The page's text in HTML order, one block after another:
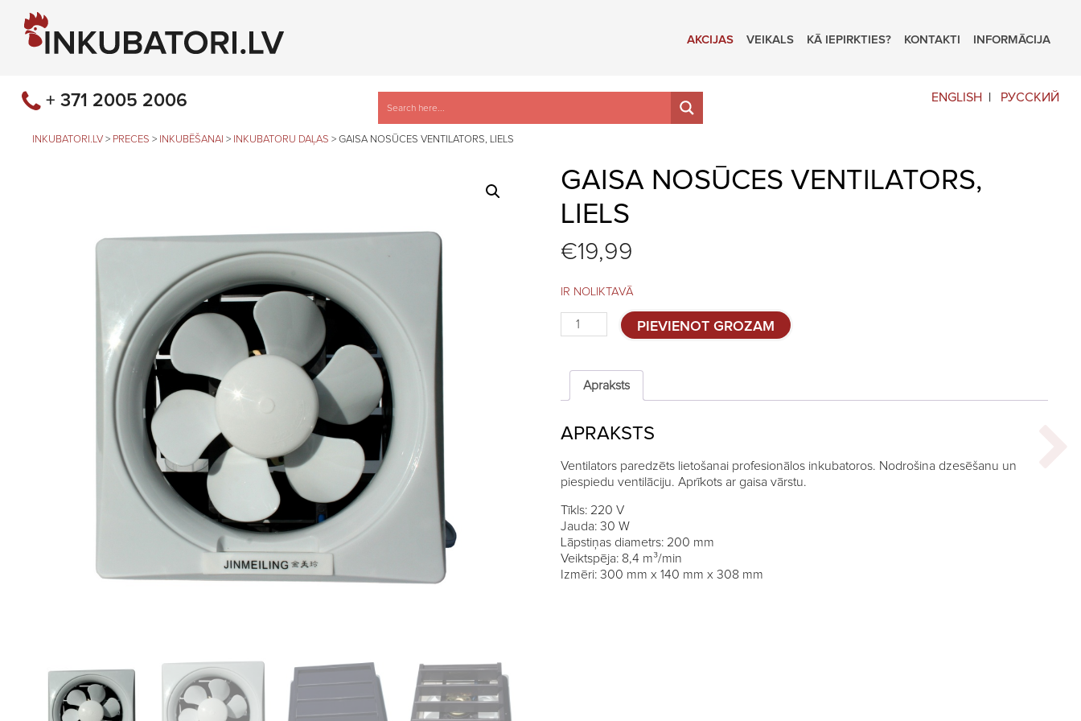
AKCIJAS VEIKALS KĀ IEPIRKTIES? KONTAKTI INFORMĀCIJA
ENGLISH РУССКИЙ
+ 371 2005 2006
INKUBATORI.LV > PRECES > INKUBĒŠANAI > INKUBATORU DAĻAS > GAISA NOSŪCES VENTILATORS, LIELS
GAISA NOSŪCES VENTILATORS,
LIELS
€19,99
IR NOLIKTAVĀ
Gaisa
nosūces
liels
quantity
PIEVIENOT GROZAM
Apraksts
APRAKSTS
Ventilators paredzēts lietošanai profesionālos inkubatoros. Nodrošina dzesēšanu un
piespiedu ventilāciju. Aprīkots ar gaisa vārstu.
Tīkls: 220 V
Jauda: 30 W
Lāpstiņas diametrs: 200 mm
Veiktspēja: 8,4 m³/min
Izmēri: 300 mm x 140 mm x 308 mm